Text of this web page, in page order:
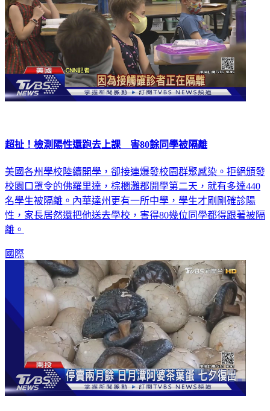
超扯！檢測陽性還跑去上課 害80餘同學被隔離
美國各州學校陸續開學，卻接連爆發校園群聚感染。拒絕頒發
校園口罩令的佛羅里達，棕櫚灘郡開學第二天，就有多達440
名學生被隔離。內華達州更有一所中學，學生才剛剛確診陽
性，家長居然還把他送去學校，害得80幾位同學都得跟著被隔
離。
國際